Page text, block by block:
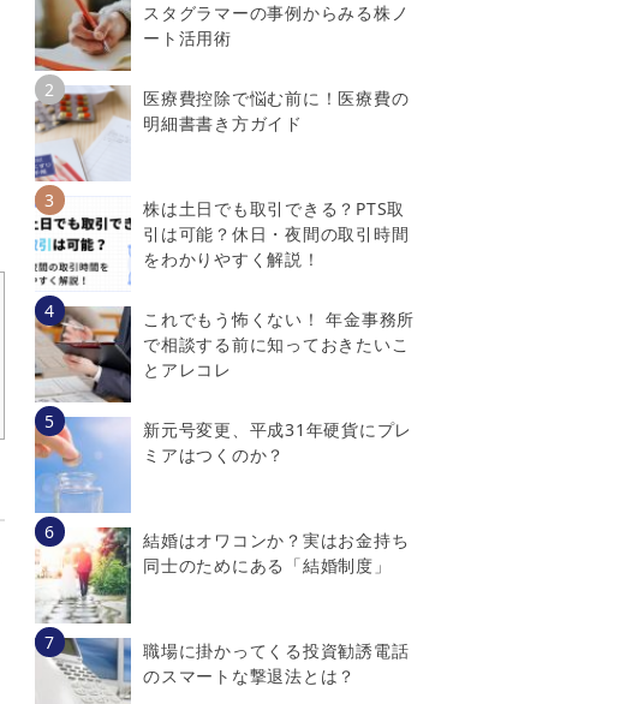
スタグラマーの事例からみる株ノ
ート活用術
医療費控除で悩む前に！医療費の
明細書書き方ガイド
株は土日でも取引できる？PTS取
引は可能？休日・夜間の取引時間
をわかりやすく解説！
これでもう怖くない！ 年金事務所
で相談する前に知っておきたいこ
とアレコレ
新元号変更、平成31年硬貨にプレ
ミアはつくのか？
結婚はオワコンか？実はお金持ち
同士のためにある「結婚制度」
職場に掛かってくる投資勧誘電話
のスマートな撃退法とは？